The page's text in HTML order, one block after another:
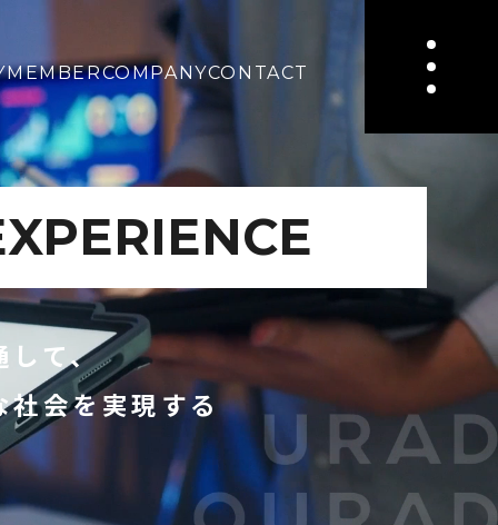
MEMBERCOMPANYCONTACT
して、
社会を実現する